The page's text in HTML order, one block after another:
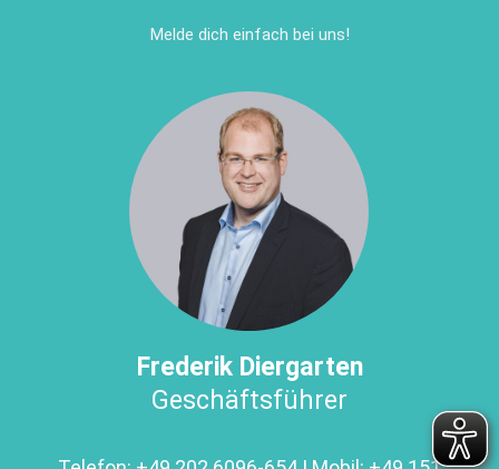
Melde dich einfach bei uns!
Frederik Diergarten
Geschäftsführer